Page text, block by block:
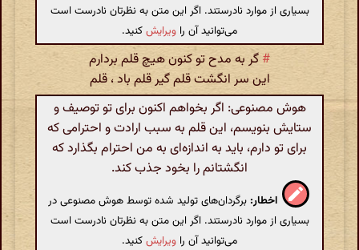
بسیاری از موارد نادرستند. اگر این متن به نظرتان نادرست است
می‌توانید آن را ویرایشکنید.
# گر به مدح تو کنون هیچ قلم بردارم
این سر انگشت قلم گیر قلم باد ، قلم
هوش مصنوعی: اگر بخواهم اکنون برای تو توصیف و
ستایش بنویسم، این قلم به سبب ارادت و احترامی که
برای تو دارم، باید به اندازه‌ای به من احترام بگذارد که
انگشتانم را بخود جذب کند.
اخطار: برگردان‌های تولید شده توسط هوش مصنوعی در
بسیاری از موارد نادرستند. اگر این متن به نظرتان نادرست است
می‌توانید آن را ویرایشکنید.